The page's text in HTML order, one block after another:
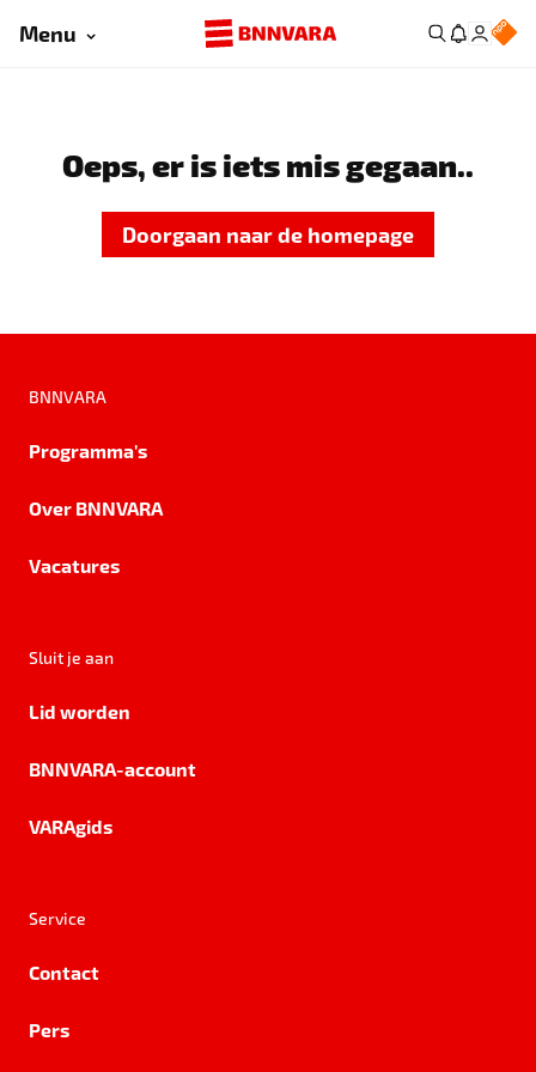
Menu
Oeps, er is iets mis gegaan..
Doorgaan naar de homepage
BNNVARA
Programma's
Over BNNVARA
Vacatures
Sluit je aan
Lid worden
BNNVARA-account
VARAgids
Service
Contact
Pers